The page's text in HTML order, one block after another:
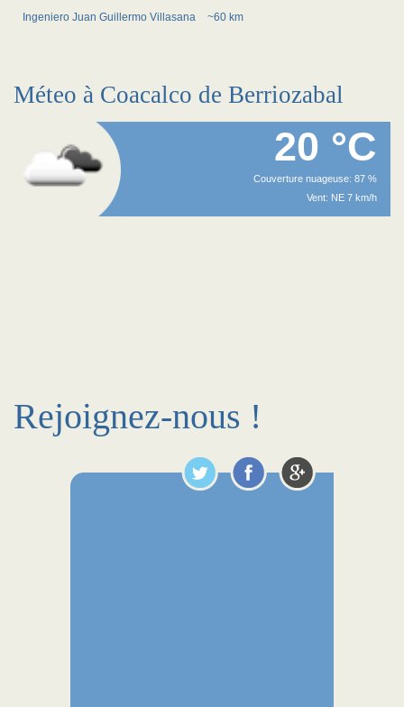
Ingeniero Juan Guillermo Villasana ~60 km
Méteo à Coacalco de Berriozabal
20 °C
Couverture nuageuse: 87 %
Vent: NE 7 km/h
Rejoignez-nous !